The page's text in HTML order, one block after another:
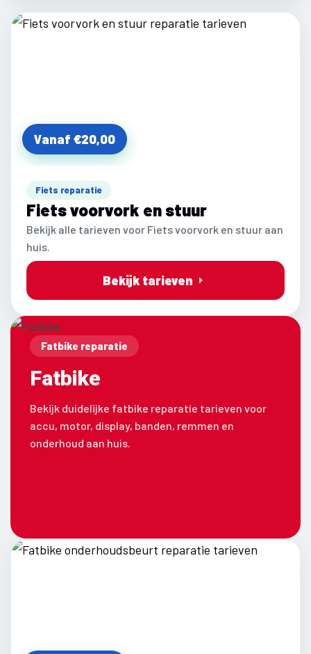
Vanaf €20,00
Fiets reparatie
Fiets voorvork en stuur
Bekijk alle tarieven voor Fiets voorvork en stuur aan
huis.
Bekijk tarieven
Fatbike reparatie
Fatbike
Bekijk duidelijke fatbike reparatie tarieven voor
accu, motor, display, banden, remmen en
onderhoud aan huis.